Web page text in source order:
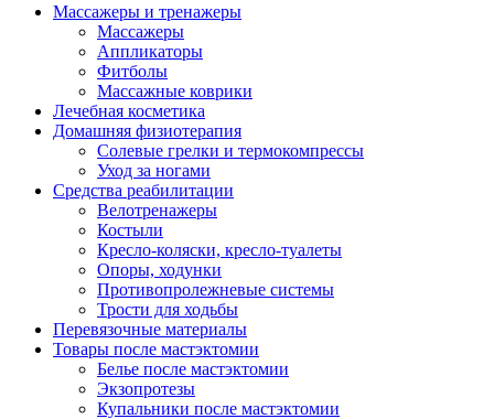
Массажеры и тренажеры
Массажеры
Аппликаторы
Фитболы
Массажные коврики
Лечебная косметика
Домашняя физиотерапия
Солевые грелки и термокомпрессы
Уход за ногами
Средства реабилитации
Велотренажеры
Костыли
Кресло-коляски, кресло-туалеты
Опоры, ходунки
Противопролежневые системы
Трости для ходьбы
Перевязочные материалы
Товары после мастэктомии
Белье после мастэктомии
Экзопротезы
Купальники после мастэктомии